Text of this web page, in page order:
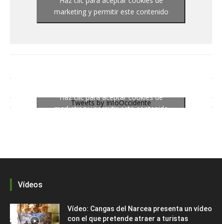
marketing y permitir este contenido
Tweets by InfoOccidente
Haz clic para aceptar cookies de
marketing y permitir este contenido
Vídeos
Vídeo: Cangas del Narcea presenta un vídeo
con el que pretende atraer a turistas